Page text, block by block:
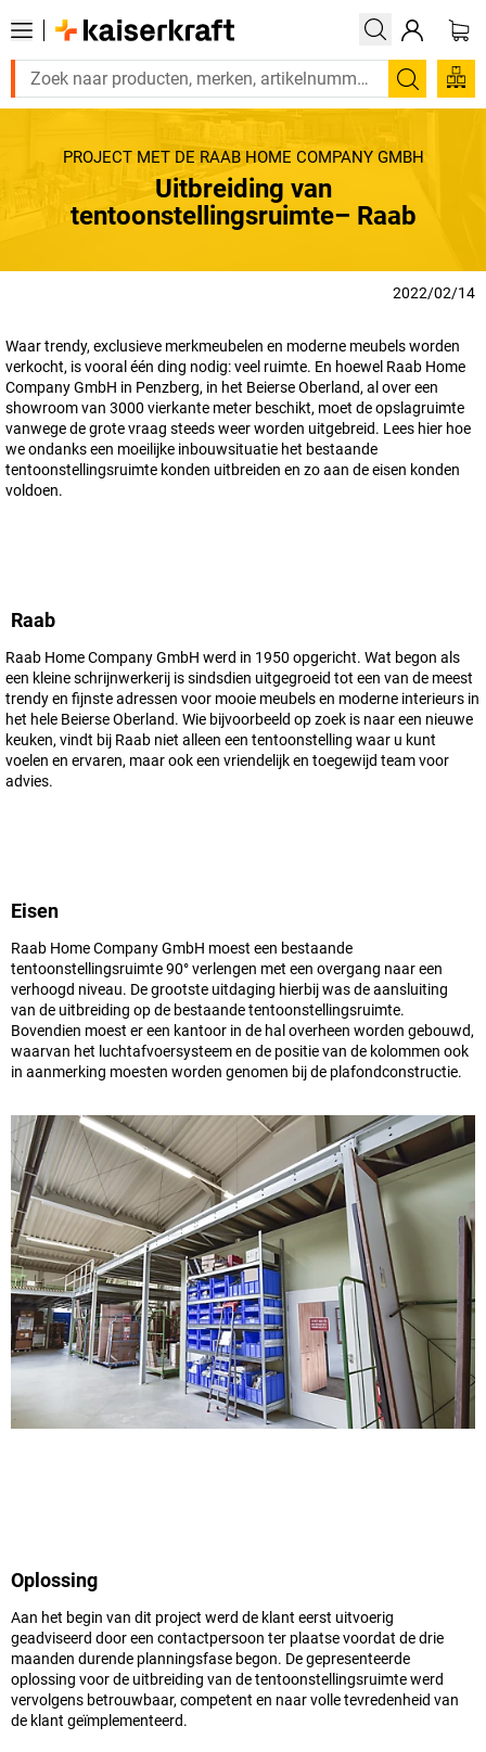
Zoeken
PROJECT MET DE RAAB HOME COMPANY GMBH
Uitbreiding van
tentoonstellingsruimte– Raab
2022/02/14
Waar trendy, exclusieve merkmeubelen en moderne meubels worden
verkocht, is vooral één ding nodig: veel ruimte. En hoewel Raab Home
Company GmbH in Penzberg, in het Beierse Oberland, al over een
showroom van 3000 vierkante meter beschikt, moet de opslagruimte
vanwege de grote vraag steeds weer worden uitgebreid. Lees hier hoe
we ondanks een moeilijke inbouwsituatie het bestaande
tentoonstellingsruimte konden uitbreiden en zo aan de eisen konden
voldoen.
Raab
Raab Home Company GmbH werd in 1950 opgericht. Wat begon als
een kleine schrijnwerkerij is sindsdien uitgegroeid tot een van de meest
trendy en fijnste adressen voor mooie meubels en moderne interieurs in
het hele Beierse Oberland. Wie bijvoorbeeld op zoek is naar een nieuwe
keuken, vindt bij Raab niet alleen een tentoonstelling waar u kunt
voelen en ervaren, maar ook een vriendelijk en toegewijd team voor
advies.
Eisen
Raab Home Company GmbH moest een bestaande
tentoonstellingsruimte 90° verlengen met een overgang naar een
verhoogd niveau. De grootste uitdaging hierbij was de aansluiting
van de uitbreiding op de bestaande tentoonstellingsruimte.
Bovendien moest er een kantoor in de hal overheen worden gebouwd,
waarvan het luchtafvoersysteem en de positie van de kolommen ook
in aanmerking moesten worden genomen bij de plafondconstructie.
Oplossing
Aan het begin van dit project werd de klant eerst uitvoerig
geadviseerd door een contactpersoon ter plaatse voordat de drie
maanden durende planningsfase begon. De gepresenteerde
oplossing voor de uitbreiding van de tentoonstellingsruimte werd
vervolgens betrouwbaar, competent en naar volle tevredenheid van
de klant geïmplementeerd.